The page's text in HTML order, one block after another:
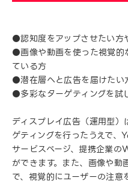
●認知度をアップさせたい方
●画像や動画を使った視覚的
ている方
●潜在層へと広告を届けたい
●多彩なターゲティングを試
ディスプレイ広告（運用型
ゲティングを行ったうえで
サービスページ、提携企業の
ができます。また、画像や動
で、視覚的にユーザーの注意